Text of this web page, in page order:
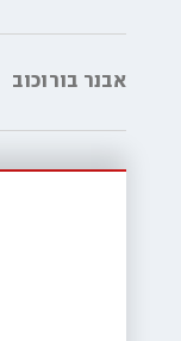
אבנר בורוכוב